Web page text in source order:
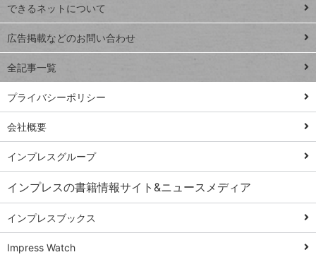
close
閉じ
る
Excel Q&A
トイアンナ流仕
事術
PowerAutomate
ではじめる業務
の完全自動化
AI議事録作成術
Windows 11
Q&A
Teams踏み込み
活用術
Excel講師の仕事
術
できるネットについて
広告掲載などのお問い合わせ
全記事一覧
プライバシーポリシー
会社概要
インプレスグループ
インプレスの書籍情報サイト&ニュースメディア
インプレスブックス
Impress Watch